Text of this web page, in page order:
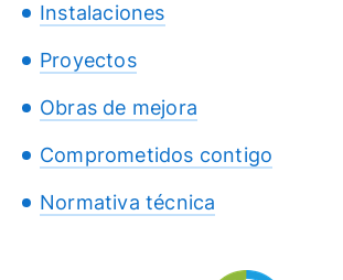
Instalaciones
Proyectos
Obras de mejora
Comprometidos contigo
Normativa técnica